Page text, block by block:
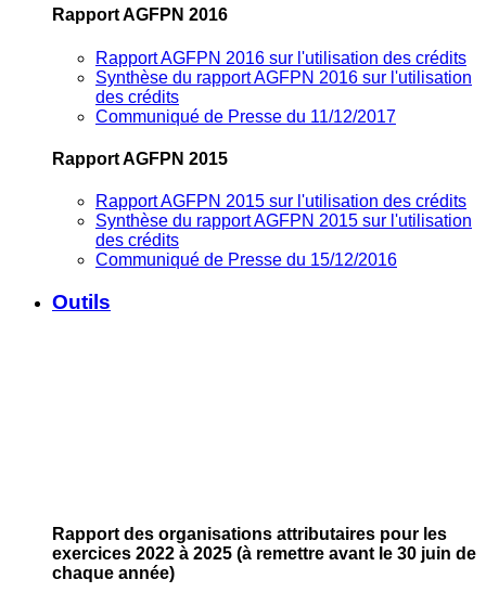
Rapport AGFPN 2016
Rapport AGFPN 2016 sur l'utilisation des crédits
Synthèse du rapport AGFPN 2016 sur l'utilisation
des crédits
Communiqué de Presse du 11/12/2017
Rapport AGFPN 2015
Rapport AGFPN 2015 sur l'utilisation des crédits
Synthèse du rapport AGFPN 2015 sur l'utilisation
des crédits
Communiqué de Presse du 15/12/2016
Outils
Rapport des organisations attributaires pour les
exercices 2022 à 2025 (à remettre avant le 30 juin de
chaque année)